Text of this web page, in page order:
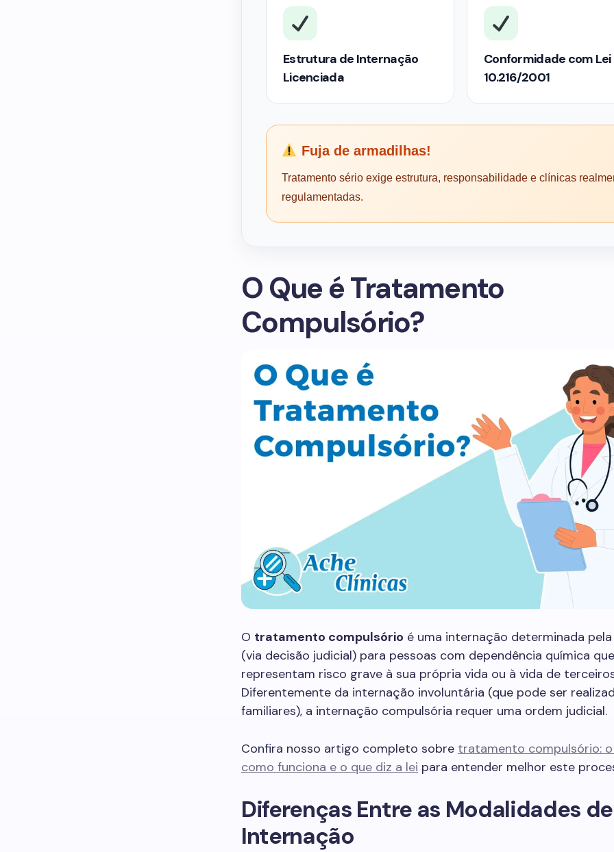
Estrutura de Internação
Licenciada
Conformidade com Lei
10.216/2001
Fuja de armadilhas!
Tratamento sério exige estrutura, responsabilidade e clínicas
regulamentadas.
O Que é Tratamento
Compulsório?
O tratamento compulsório é uma internação determinada
(via decisão judicial) para pessoas com dependência química que
representam risco grave à sua própria vida ou à vida de
Diferentemente da internação involuntária (que pode ser
familiares), a internação compulsória requer uma ordem judicial.
Confira nosso artigo completo sobre tratamento compulsório: o
como funciona e o que diz a lei para entender melhor este
Diferenças Entre as Modalidades de
Internação